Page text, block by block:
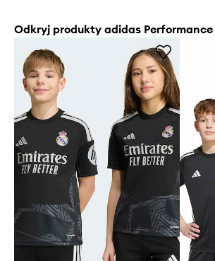
Odkryj produkty adidas Performance